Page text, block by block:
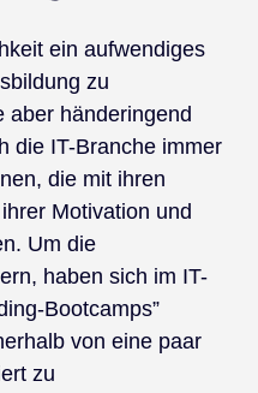
ein aufwendiges
zu
aber händeringend
die IT-Branche immer
die mit ihren
Motivation und
Um die
haben sich im IT-
Bootcamps”
von eine paar
zu